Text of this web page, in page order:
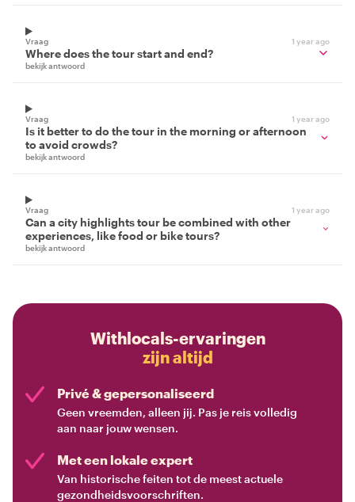
Vraag 1 year ago
Where does the tour start and end?
bekijk antwoord
Vraag 1 year ago
Is it better to do the tour in the morning or afternoon
to avoid crowds?
bekijk antwoord
Vraag 1 year ago
Can a city highlights tour be combined with other
experiences, like food or bike tours?
bekijk antwoord
Withlocals-ervaringen
zijn altijd
Privé & gepersonaliseerd
Geen vreemden, alleen jij. Pas je reis volledig
aan naar jouw wensen.
Met een lokale expert
Van historische feiten tot de meest actuele
gezondheidsvoorschriften.